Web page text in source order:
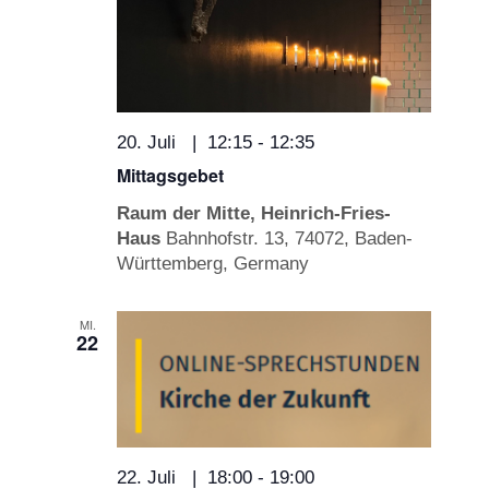
Mittagsgebet
20. Juli | 12:15 - 12:35
Raum der Mitte, Heinrich-Fries-
Haus Bahnhofstr. 13, 74072, Baden-
Württemberg, Germany
MI.
22
22. Juli | 18:00 - 19:00